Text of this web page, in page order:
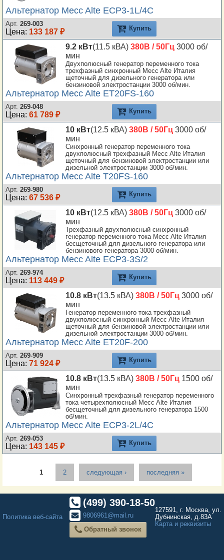
Альтернатор Mecc Alte ECP3-1L/4C
Арт. 269-003
Цена: 133 187 ₽ Купить
9.2 кВт(11.5 кВА) 380В / 50Гц 3000 об/
мин
Двухполюсный генератор переменного тока
трехфазный синхронный Mecc Alte Италия
щеточный для дизельного генератора или
бензиновой электростанции 3000 об/мин.
Альтернатор Mecc Alte ET20FS-160
Арт. 269-048
Цена: 61 789 ₽ Купить
10 кВт(12.5 кВА) 380В / 50Гц 3000 об/
мин
Синхронный генератор переменного тока
двухполюсный трехфазный Mecc Alte Италия
щеточный для бензиновой электростанции или
дизельной электростанции 3000 об/мин.
Альтернатор Mecc Alte T20FS-160
Арт. 269-980
Цена: 67 536 ₽ Купить
10 кВт(12.5 кВА) 380В / 50Гц 3000 об/
мин
Трехфазный двухполюсный синхронный
генератор переменного тока Mecc Alte Италия
бесщеточный для дизельного генератора или
бензинового генератора 3000 об/мин.
Альтернатор Mecc Alte ECP3-3S/2
Арт. 269-974
Цена: 113 449 ₽ Купить
10.8 кВт(13.5 кВА) 380В / 50Гц 3000 об/
мин
Генератор переменного тока трехфазный
двухполюсный синхронный Mecc Alte Италия
щеточный для бензиновой электростанции или
дизельной электростанции 3000 об/мин.
Альтернатор Mecc Alte ET20F-200
Арт. 269-909
Цена: 71 924 ₽ Купить
10.8 кВт(13.5 кВА) 380В / 50Гц 1500 об/
мин
Синхронный трехфазный генератор переменного
тока четырехполюсный Mecc Alte Италия
бесщеточный для дизельного генератора 1500
об/мин.
Альтернатор Mecc Alte ECP3-2L/4C
Арт. 269-053
Цена: 143 145 ₽ Купить
Страницы
1 2 следующая › последняя »
Политика веб-сайта
(499) 390-18-50
9806961@mail.ru
Обратный звонок
127591, г. Москва, ул.
Дубнинская, д.83А
Карта и реквизиты